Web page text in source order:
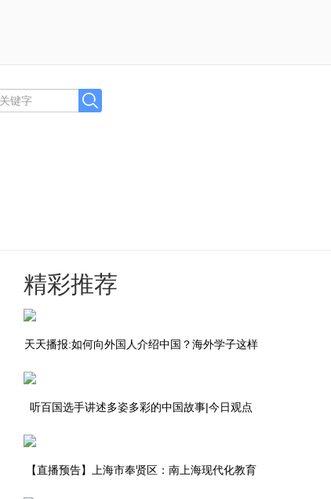
精彩推荐
天天播报:如何向外国人介绍中国？海外学子这样
听百国选手讲述多姿多彩的中国故事|今日观点
【直播预告】上海市奉贤区：南上海现代化教育